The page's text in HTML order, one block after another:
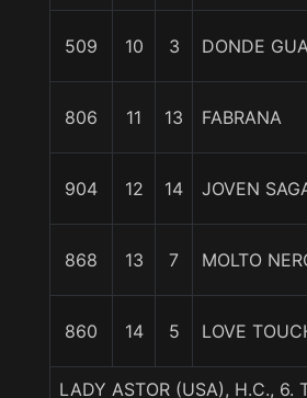
509 10 3 DONDE
806 11 13 FABRANA
904 12 14 JOVEN
868 13 7 MOLTO
860 14 5 LOVE
LADY ASTOR (USA), H.C., 6.